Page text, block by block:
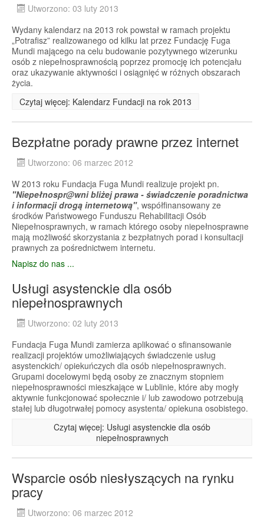
Utworzono: 03 luty 2013
Wydany kalendarz na 2013 rok powstał w ramach projektu
„Potrafisz” realizowanego od kilku lat przez Fundację Fuga
Mundi mającego na celu budowanie pozytywnego wizerunku
osób z niepełnosprawnością poprzez promocję ich potencjału
oraz ukazywanie aktywności i osiągnięć w różnych obszarach
życia.
Czytaj więcej: Kalendarz Fundacji na rok 2013
Bezpłatne porady prawne przez internet
Utworzono: 06 marzec 2012
W 2013 roku Fundacja Fuga Mundi realizuje projekt pn.
"Niepełnospr@wni bliżej prawa - świadczenie poradnictwa
i informacji drogą internetową", współfinansowany ze
środków Państwowego Funduszu Rehabilitacji Osób
Niepełnosprawnych, w ramach którego osoby niepełnosprawne
mają możliwość skorzystania z bezpłatnych porad i konsultacji
prawnych za pośrednictwem internetu.
Napisz do nas ...
Usługi asystenckie dla osób
niepełnosprawnych
Utworzono: 02 luty 2013
Fundacja Fuga Mundi zamierza aplikować o sfinansowanie
realizacji projektów umożliwiających świadczenie usług
asystenckich/ opiekuńczych dla osób niepełnosprawnych.
Grupami docelowymi będą osoby ze znacznym stopniem
niepełnosprawności mieszkające w Lublinie, które aby mogły
aktywnie funkcjonować społecznie i/ lub zawodowo potrzebują
stałej lub długotrwałej pomocy asystenta/ opiekuna osobistego.
Czytaj więcej: Usługi asystenckie dla osób
niepełnosprawnych
Wsparcie osób niesłyszących na rynku
pracy
Utworzono: 06 marzec 2012